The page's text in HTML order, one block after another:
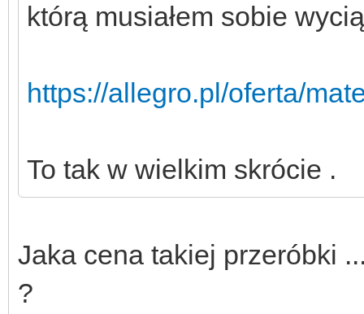
którą musiałem sobie
https://allegro.pl/oferta/
To tak w wielkim skrócie .
Jaka cena takiej przeróbki
?